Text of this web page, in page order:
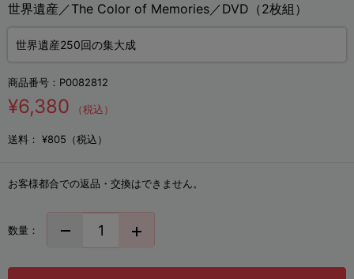
世界遺産／The Color of Memories／DVD（2枚組）
世界遺産250回の集大成
商品番号： P0082812
¥6,380 （税込）
送料： ¥805（税込）
お客様都合での返品・交換はできません。
数量：